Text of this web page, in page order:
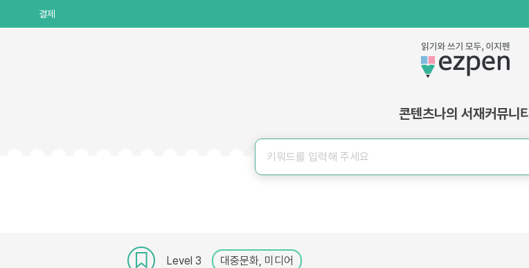
결제
콘텐츠나의 서재커뮤니티
Level 3 대중문화, 미디어